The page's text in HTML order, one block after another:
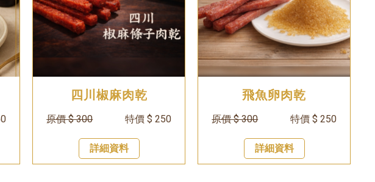
四川椒麻肉乾
原價 $ 300 特價 $ 250
詳細資料
飛魚卵肉乾
原價 $ 300 特價 $ 250
詳細資料